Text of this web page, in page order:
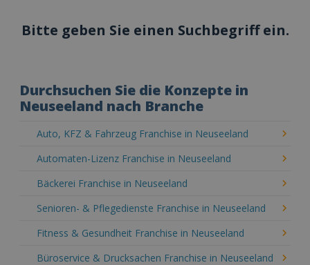
Bitte geben Sie einen Suchbegriff ein.
Durchsuchen Sie die Konzepte in
Neuseeland nach Branche
Auto, KFZ & Fahrzeug Franchise in Neuseeland
Automaten-Lizenz Franchise in Neuseeland
Bäckerei Franchise in Neuseeland
Senioren- & Pflegedienste Franchise in Neuseeland
Fitness & Gesundheit Franchise in Neuseeland
Büroservice & Drucksachen Franchise in Neuseeland